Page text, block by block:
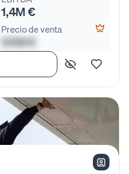
1,4M €
Precio de venta
00M €